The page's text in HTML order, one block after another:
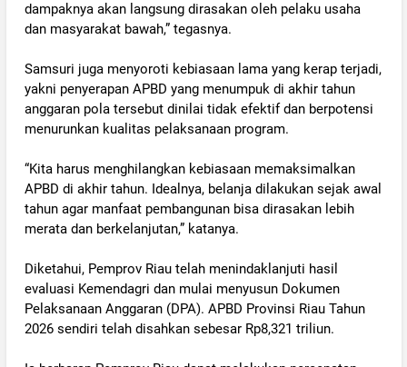
dampaknya akan langsung dirasakan oleh pelaku usaha
dan masyarakat bawah,” tegasnya.
‎Samsuri juga menyoroti kebiasaan lama yang kerap terjadi,
yakni penyerapan APBD yang menumpuk di akhir tahun
anggaran pola tersebut dinilai tidak efektif dan berpotensi
menurunkan kualitas pelaksanaan program.
‎“Kita harus menghilangkan kebiasaan memaksimalkan
APBD di akhir tahun. Idealnya, belanja dilakukan sejak awal
tahun agar manfaat pembangunan bisa dirasakan lebih
merata dan berkelanjutan,” katanya.
‎Diketahui, Pemprov Riau telah menindaklanjuti hasil
evaluasi Kemendagri dan mulai menyusun Dokumen
Pelaksanaan Anggaran (DPA). APBD Provinsi Riau Tahun
2026 sendiri telah disahkan sebesar Rp8,321 triliun.